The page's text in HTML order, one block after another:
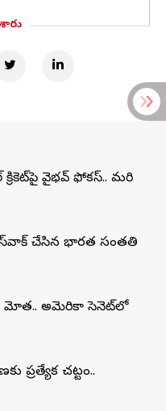
క్రికెట్‌పై వైభవ్ ఫోకస్.. మరి
చేసిన భారత సంతతి
మోత.. అమెరికా సెనెట్‌లో
ప్రత్యేక చట్టం..